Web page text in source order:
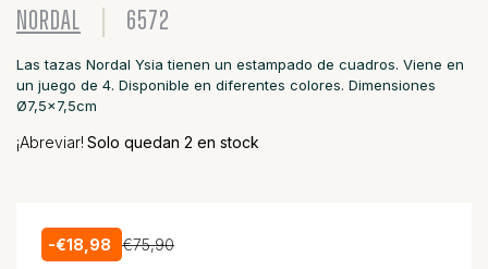
NORDAL 6572
Las tazas Nordal Ysia tienen un estampado de cuadros. Viene en
un juego de 4. Disponible en diferentes colores. Dimensiones
Ø7,5x7,5cm
¡Abreviar! Solo quedan 2 en stock
-€18,98 €75,90